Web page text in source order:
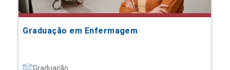
Graduação em Enfermagem
Graduação